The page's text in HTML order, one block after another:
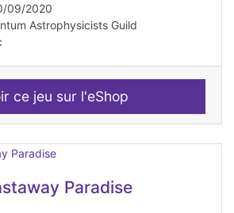
09/2020
Astrophysicists Guild
ce jeu sur l'eShop
Paradise